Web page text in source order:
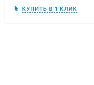
КУПИТЬ В 1 КЛИК